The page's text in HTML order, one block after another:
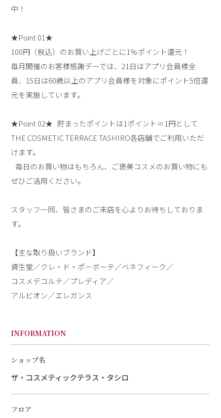
中！
★Point 01★
100円（税込）のお買い上げごとに1％ポイント還元！
毎月開催のお客様感謝デーでは、21日はアプリ会員様全
員、15日は60歳以上のアプリ会員様を対象にポイント5倍還
元を実施しています。
★Point 02★ 貯まったポイントは1ポイント＝1円として
THE COSMETIC TERRACE TASHIRO各店舗でご利用いただ
けます。
毎日のお買い物はもちろん、ご褒美コスメのお買い物にも
ぜひご活用ください。
スタッフ一同、皆さまのご来店を心よりお待ちしておりま
す。
【主な取り扱いブランド】
資生堂／クレ・ド・ポーボーテ／ベネフィーク／
コスメデコルテ／プレディア／
アルビオン／エレガンス
INFORMATION
ショップ名
ザ・コスメティックテラス・タシロ
フロア